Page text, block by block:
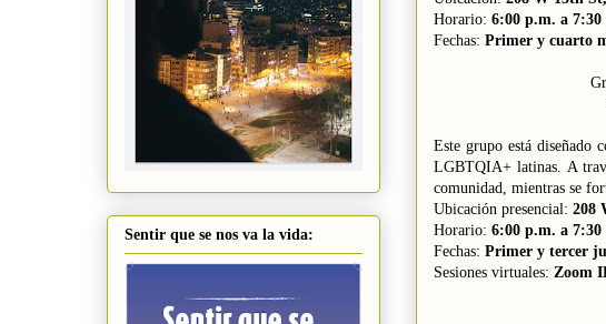
Horario: 6:00 p.m. a 7:30
Fechas: Primer y cuarto
Este grupo está diseñado
LGBTQIA+ latinas. A
comunidad, mientras se
Ubicación presencial: 208
Horario: 6:00 p.m. a 7:30
Fechas: Primer y tercer
Sesiones virtuales: Zoom
Sentir que se nos va la vida: